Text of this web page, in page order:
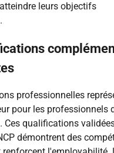
leurs objectifs
professionnelles
pour les professionnels
Ces qualifications
démontrent des